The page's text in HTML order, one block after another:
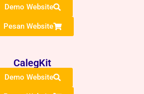
Demo Website
Pesan Website
CalegKit
Demo Website